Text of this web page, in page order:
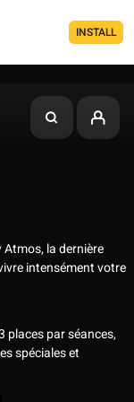
INSTALL
Atmos, la dernière
intensément votre
places par séances,
spéciales et